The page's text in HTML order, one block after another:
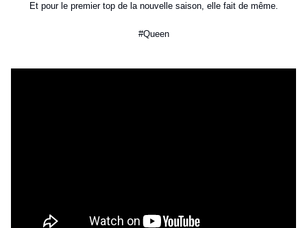
Et pour le premier top de la nouvelle saison, elle fait de même.
#Queen